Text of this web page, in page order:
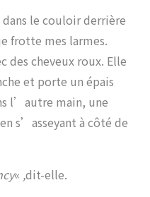
le couloir derrière
frotte mes larmes.
des cheveux roux. Elle
et porte un épais
l’autre main, une
s’asseyant à côté de
« ,dit-elle.